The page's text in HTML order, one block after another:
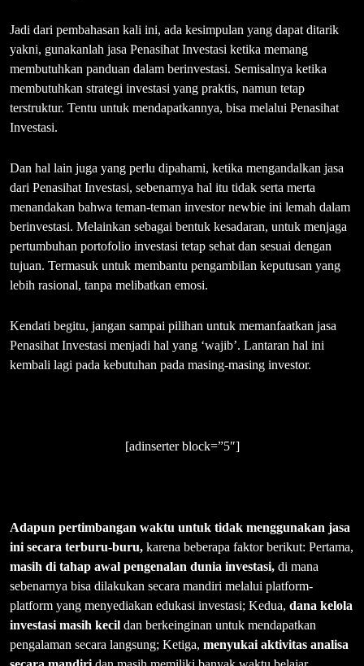
Jadi dari pembahasan kali ini, ada kesimpulan yang dapat ditarik
yakni, gunakanlah jasa Penasihat Investasi ketika memang
membutuhkan panduan dalam berinvestasi. Semisalnya ketika
membutuhkan strategi investasi yang praktis, namun tetap
terstruktur. Tentu untuk mendapatkannya, bisa melalui Penasihat
Investasi.
Dan hal lain juga yang perlu dipahami, ketika mengandalkan jasa
dari Penasihat Investasi, sebenarnya hal itu tidak serta merta
menandakan bahwa teman-teman investor newbie ini lemah dalam
berinvestasi. Melainkan sebagai bentuk kesadaran, untuk menjaga
pertumbuhan portofolio investasi tetap sehat dan sesuai dengan
tujuan. Termasuk untuk membantu pengambilan keputusan yang
lebih rasional, tanpa melibatkan emosi.
Kendati begitu, jangan sampai pilihan untuk memanfaatkan jasa
Penasihat Investasi menjadi hal yang ‘wajib’. Lantaran hal ini
kembali lagi pada kebutuhan pada masing-masing investor.
[adinserter block=”5″]
Adapun pertimbangan waktu untuk tidak menggunakan jasa
ini secara terburu-buru, karena beberapa faktor berikut: Pertama,
masih di tahap awal pengenalan dunia investasi, di mana
sebenarnya bisa dilakukan secara mandiri melalui platform-
platform yang menyediakan edukasi investasi; Kedua, dana kelola
investasi masih kecil dan berkeinginan untuk mendapatkan
pengalaman secara langsung; Ketiga, menyukai aktivitas analisa